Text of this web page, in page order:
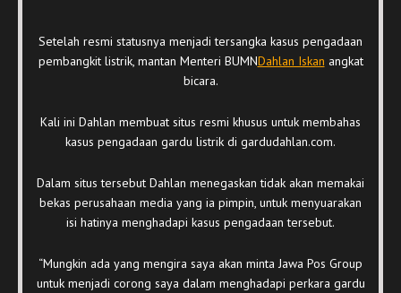
Setelah resmi statusnya menjadi tersangka kasus pengadaan
pembangkit listrik, mantan Menteri BUMNDahlan Iskan angkat
bicara.
Kali ini Dahlan membuat situs resmi khusus untuk membahas
kasus pengadaan gardu listrik di gardudahlan.com.
Dalam situs tersebut Dahlan menegaskan tidak akan memakai
bekas perusahaan media yang ia pimpin, untuk menyuarakan
isi hatinya menghadapi kasus pengadaan tersebut.
“Mungkin ada yang mengira saya akan minta Jawa Pos Group
untuk menjadi corong saya dalam menghadapi perkara gardu